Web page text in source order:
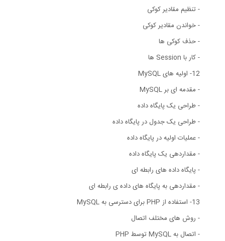
- تنظیم مقادیر کوکی
- خواندن مقادیر کوکی
- حذف کوکی ها
- کار با Session ها
12- اولیه های MySQL
- مقدمه ای بر MySQL
- طراحی یک پایگاه داده
- طراحی یک جدول در پایگاه داده
- عملیات اولیه در پایگاه داده
- مقداردهی یک پایگاه داده
- پایگاه داده های رابطه ای
- مقداردهی به پایگاه های داده ی رابطه ای
13- استفاده از PHP برای دسترسی به MySQL
- روش های مختلف اتصال
- اتصال به MySQL توسط PHP